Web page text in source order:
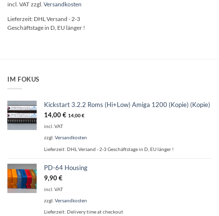
incl. VAT zzgl. Versandkosten
Lieferzeit: DHL Versand - 2-3
Geschäftstage in D, EU länger !
IM FOKUS
Kickstart 3.2.2 Roms (Hi+Low) Amiga 1200 (Kopie) (Kopie)
14,00€ 14,00€
incl. VAT
zzgl. Versandkosten
Lieferzeit: DHL Versand - 2-3 Geschäftstage in D, EU länger !
PD-64 Housing
9,90€
incl. VAT
zzgl. Versandkosten
Lieferzeit: Delivery time at checkout